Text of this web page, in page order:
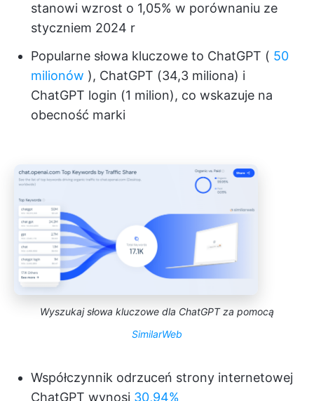
stanowi wzrost o 1,05% w porównaniu ze
styczniem 2024 r
Popularne słowa kluczowe to ChatGPT ( 50
milionów ), ChatGPT (34,3 miliona) i
ChatGPT login (1 milion), co wskazuje na
obecność marki
Wyszukaj słowa kluczowe dla ChatGPT za pomocą
SimilarWeb
Współczynnik odrzuceń strony internetowej
ChatGPT wynosi 30,94%